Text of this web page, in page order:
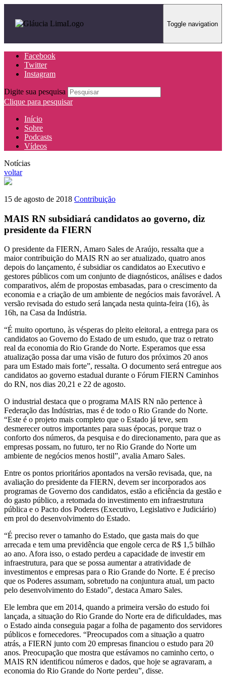
Toggle navigation
Facebook
Twitter
Instagram
Digite sua pesquisa
Clique para pesquisar
Início
Sobre
Podcasts
Vídeos
Notícias
voltar
15 de agosto de 2018 Contribuição
MAIS RN subsidiará candidatos ao governo, diz
presidente da FIERN
O presidente da FIERN, Amaro Sales de Araújo, ressalta que a
maior contribuição do MAIS RN ao ser atualizado, quatro anos
depois do lançamento, é subsidiar os candidatos ao Executivo e
gestores públicos com um conjunto de diagnósticos, análises e dados
comparativos, além de propostas embasadas, para o crescimento da
economia e a criação de um ambiente de negócios mais favorável. A
versão revisada do estudo será lançada nesta quinta-feira (16), às
16h, na Casa da Indústria.
“É muito oportuno, às vésperas do pleito eleitoral, a entrega para os
candidatos ao Governo do Estado de um estudo, que traz o retrato
real da economia do Rio Grande do Norte. Esperamos que essa
atualização possa dar uma visão de futuro dos próximos 20 anos
para um Estado mais forte”, ressalta. O documento será entregue aos
candidatos ao governo estadual durante o Fórum FIERN Caminhos
do RN, nos dias 20,21 e 22 de agosto.
O industrial destaca que o programa MAIS RN não pertence à
Federação das Indústrias, mas é de todo o Rio Grande do Norte.
“Este é o projeto mais completo que o Estado já teve, sem
desmerecer outros importantes para suas épocas, porque traz o
conforto dos números, da pesquisa e do direcionamento, para que as
empresas possam, no futuro, ter no Rio Grande do Norte um
ambiente de negócios menos hostil”, avalia Amaro Sales.
Entre os pontos prioritários apontados na versão revisada, que, na
avaliação do presidente da FIERN, devem ser incorporados aos
programas de Governo dos candidatos, estão a eficiência da gestão e
do gasto público, a retomada do investimento em infraestrutura
pública e o Pacto dos Poderes (Executivo, Legislativo e Judiciário)
em prol do desenvolvimento do Estado.
“É preciso rever o tamanho do Estado, que gasta mais do que
arrecada e tem uma previdência que engole cerca de R$ 1,5 bilhão
ao ano. Afora isso, o estado perdeu a capacidade de investir em
infraestrutura, para que se possa aumentar a atratividade de
investimentos e empresas para o Rio Grande do Norte. E é preciso
que os Poderes assumam, sobretudo na conjuntura atual, um pacto
pelo desenvolvimento do Estado”, destaca Amaro Sales.
Ele lembra que em 2014, quando a primeira versão do estudo foi
lançada, a situação do Rio Grande do Norte era de dificuldades, mas
o Estado ainda conseguia pagar a folha de pagamento dos servidores
públicos e fornecedores. “Preocupados com a situação a quatro
atrás, a FIERN junto com 20 empresas financiou o estudo para 20
anos. Preocupação que mostra que estávamos no caminho certo, o
MAIS RN identificou números e dados, que hoje se agravaram, a
economia do Rio Grande do Norte perdeu”, disse.